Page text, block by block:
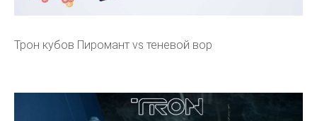
Трон кубов Пиромант vs теневой вор